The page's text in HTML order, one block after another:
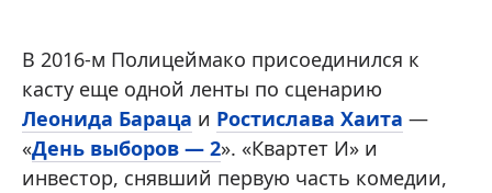
В 2016-м Полицеймако присоединился к
касту еще одной ленты по сценарию
Леонида Бараца и Ростислава Хаита —
«День выборов — 2». «Квартет И» и
инвестор, снявший первую часть комедии,